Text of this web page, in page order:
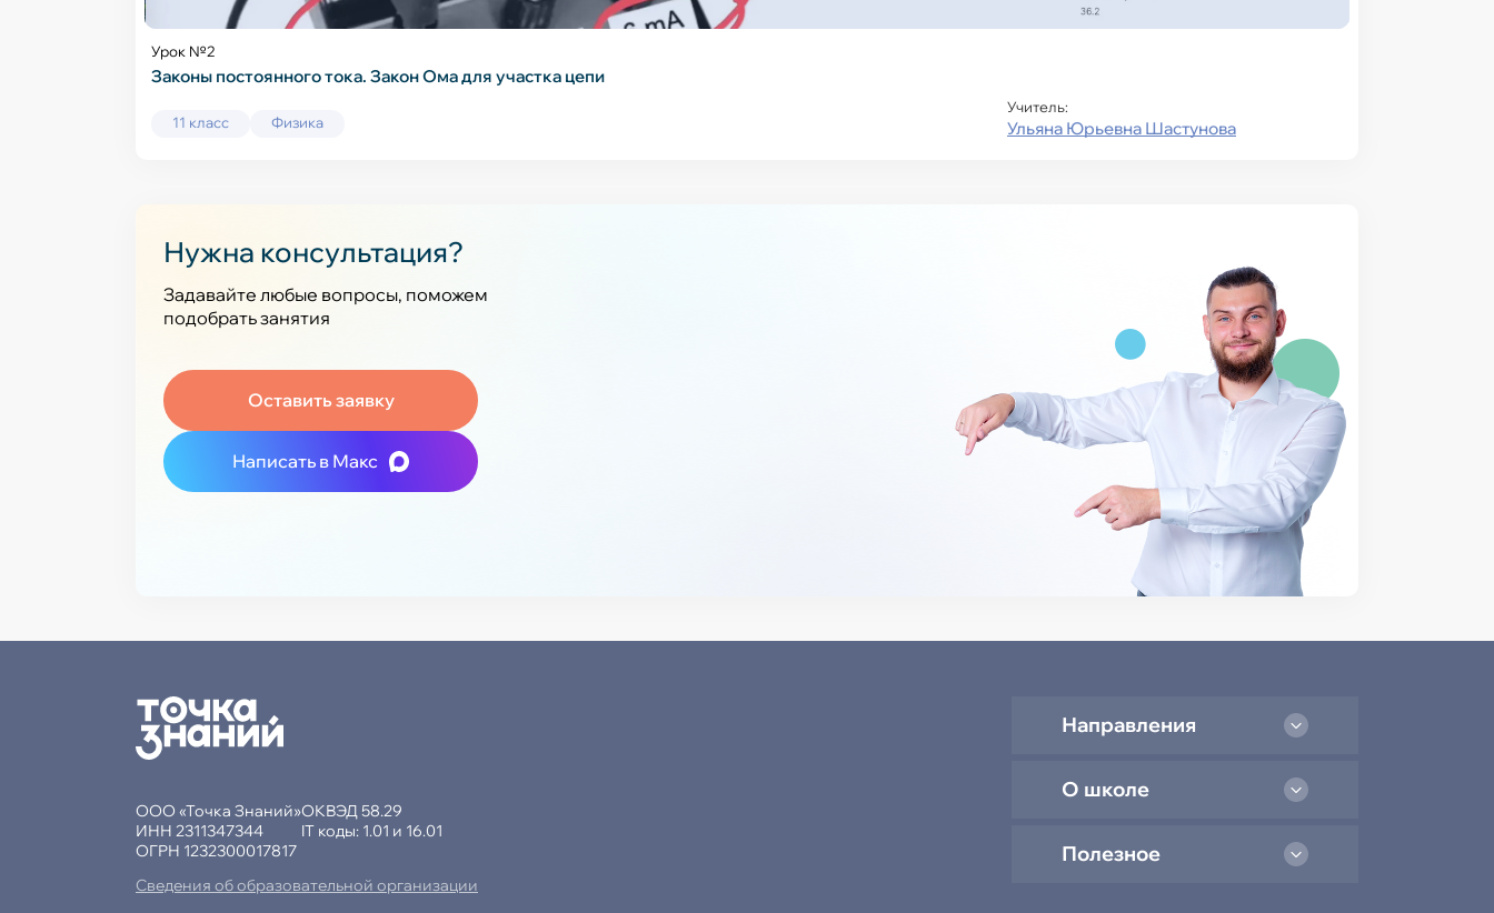
Урок №2
Законы постоянного тока. Закон Ома для участка цепи
11 класс Физика
Учитель:
Ульяна Юрьевна Шастунова
Нужна консультация?
Задавайте любые вопросы, поможем
подобрать занятия
Оставить заявку
Написать в Макс
ООО «Точка Знаний»
ИНН 2311347344
ОГРН 1232300017817
ОКВЭД 58.29
IT коды: 1.01 и 16.01
Сведения об образовательной организации
Направления
О школе
Полезное